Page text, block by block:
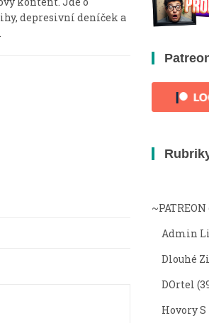
depresivní deníček a
~PATREON
Admin
Dlouhé
DOrtel
Hovory